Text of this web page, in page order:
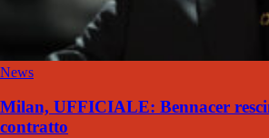
News
Milan, UFFICIALE: Bennacer
contratto